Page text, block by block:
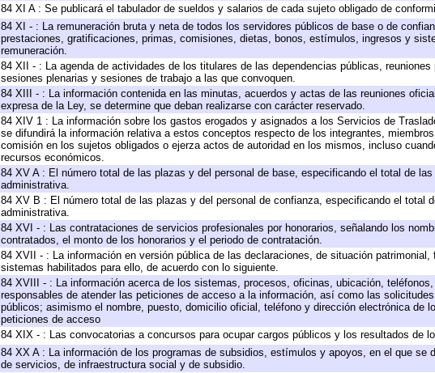
84 XI A : Se publicará el tabulador de sueldos y salarios de cada sujeto obligado de
84 XI - : La remuneración bruta y neta de todos los servidores públicos de base o de
prestaciones, gratificaciones, primas, comisiones, dietas, bonos, estímulos, ingresos y
remuneración.
84 XII - : La agenda de actividades de los titulares de las dependencias públicas,
sesiones plenarias y sesiones de trabajo a las que convoquen.
84 XIII - : La información contenida en las minutas, acuerdos y actas de las reuniones
expresa de la Ley, se determine que deban realizarse con carácter reservado.
84 XIV 1 : La información sobre los gastos erogados y asignados a los Servicios de
se difundirá la información relativa a estos conceptos respecto de los integrantes,
comisión en los sujetos obligados o ejerza actos de autoridad en los mismos, incluso
recursos económicos.
84 XV A : El número total de las plazas y del personal de base, especificando el total de
administrativa.
84 XV B : El número total de las plazas y del personal de confianza, especificando el total
administrativa.
84 XVI - : Las contrataciones de servicios profesionales por honorarios, señalando los
contratados, el monto de los honorarios y el periodo de contratación.
84 XVII - : La información en versión pública de las declaraciones, de situación
sistemas habilitados para ello, de acuerdo con lo siguiente.
84 XVIII - : La información acerca de los sistemas, procesos, oficinas, ubicación,
responsables de atender las peticiones de acceso a la información, así como las
públicos; asimismo el nombre, puesto, domicilio oficial, teléfono y dirección electrónica de
peticiones de acceso
84 XIX - : Las convocatorias a concursos para ocupar cargos públicos y los resultados de
84 XX A : La información de los programas de subsidios, estímulos y apoyos, en el que se
de servicios, de infraestructura social y de subsidio.